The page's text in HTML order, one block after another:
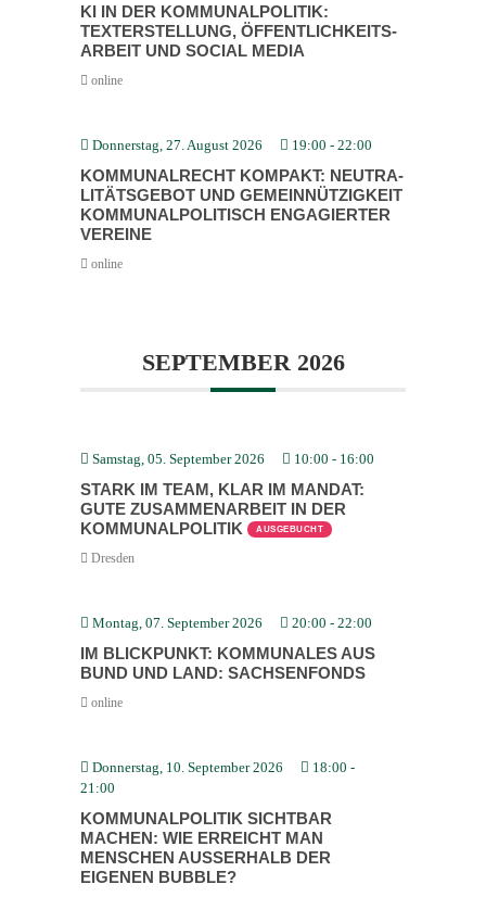
KI IN DER KOMMU­NAL­PO­LITIK:
TEXTERSTELLUNG, ÖFFENT­LICH­KEITS­
ARBEIT UND SOCIAL MEDIA
online
Donnerstag, 27. August 2026 19:00 - 22:00
KOMMU­NAL­RECHT KOMPAKT: NEUTRA­
LI­TÄTS­GEBOT UND GEMEIN­NÜT­ZIGKEIT
KOMMU­NAL­PO­LI­TISCH ENGAGIERTER
VEREINE
online
SEPTEMBER 2026
Samstag, 05. September 2026 10:00 - 16:00
STARK IM TEAM, KLAR IM MANDAT:
GUTE ZUSAM­MEN­ARBEIT IN DER
KOMMU­NAL­PO­LITIK
AUSGEBUCHT
Dresden
Montag, 07. September 2026 20:00 - 22:00
IM BLICK­PUNKT: KOMMU­NALES AUS
BUND UND LAND: SACHSEN­FONDS
online
Donnerstag, 10. September 2026 18:00 -
21:00
KOMMU­NAL­PO­LITIK SICHTBAR
MACHEN: WIE ERREICHT MAN
MENSCHEN AUSSERHALB DER E
IGENEN BUBBLE?